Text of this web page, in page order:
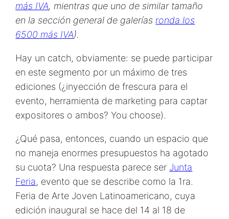
más IVA, mientras que uno de similar tamaño
en la sección general de galeríasronda los
6500 más IVA).
Hay un catch, obviamente: se puede participar
en este segmento por un máximo de tres
ediciones (¿inyección de frescura para el
evento, herramienta de marketing para captar
expositores o ambos? You choose).
¿Qué pasa, entonces, cuando un espacio que
no maneja enormes presupuestos ha agotado
su cuota? Una respuesta parece ser Junta
Feria, evento que se describe como la 1ra.
Feria de Arte Joven Latinoamericano, cuya
edición inaugural se hace del 14 al 18 de